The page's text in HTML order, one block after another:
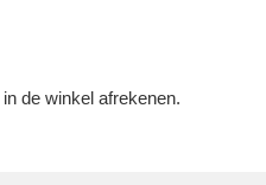
de winkel afrekenen.